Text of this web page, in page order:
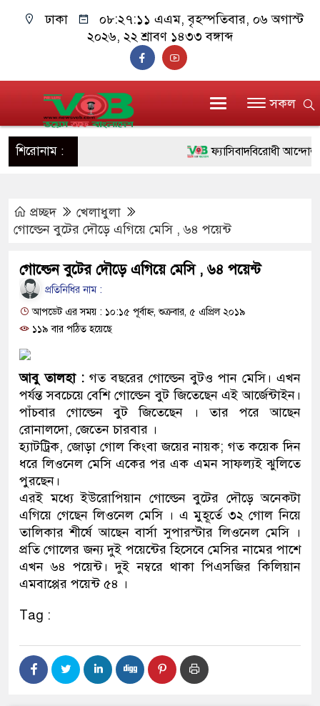
ঢাকা ০৮:২৭:১১ এএম, বৃহস্পতিবার, ০৬ অগাস্ট
২০২৬, ২২ শ্রাবণ ১৪৩৩ বঙ্গাব্দ
সকল
শিরোনাম : ফ্যাসিবাদবিরোধী আন্দোলনে
উদ্ধার
মাদক কারবারি গ্রেফতার
২৮ লাখ টাকার জাল নোটসহ
থানা পুলিশ
নেতৃত্ব ও গণতন্ত্রের মূর্তমান
যে ভাবে ডেভিড ইমনের
‘আজহার খান’
ডাকাতির প্রস্তুতিকালে
প্রচ্ছদ
খেলাধুলা
গোল্ডেন বুটের দৌড়ে এগিয়ে মেসি , ৬৪ পয়েন্ট
গোল্ডেন বুটের দৌড়ে এগিয়ে মেসি , ৬৪ পয়েন্ট
প্রতিনিধির নাম :
আপডেট এর সময় : ১০:১৫ পূর্বাহ্ন, শুক্রবার, ৫ এপ্রিল ২০১৯
১১৯ বার পঠিত হয়েছে
আবু তালহা : গত বছরের গোল্ডেন বুটও পান মেসি। এখন
পর্যন্ত সবচেয়ে বেশি গোল্ডেন বুট জিতেছেন এই আর্জেন্টাইন।
পাঁচবার গোল্ডেন বুট জিতেছেন । তার পরে আছেন
রোনালদো, জেতেন চারবার ।
হ্যাটট্রিক, জোড়া গোল কিংবা জয়ের নায়ক; গত কয়েক দিন
ধরে লিওনেল মেসি একের পর এক এমন সাফল্যই ঝুলিতে
পুরছেন।
এরই মধ্যে ইউরোপিয়ান গোল্ডেন বুটের দৌড়ে অনেকটা
এগিয়ে গেছেন লিওনেল মেসি । এ মুহূর্তে ৩২ গোল নিয়ে
তালিকার শীর্ষে আছেন বার্সা সুপারস্টার লিওনেল মেসি ।
প্রতি গোলের জন্য দুই পয়েন্টের হিসেবে মেসির নামের পাশে
এখন ৬৪ পয়েন্ট। দুই নম্বরে থাকা পিএসজির কিলিয়ান
এমবাপ্পের পয়েন্ট ৫৪ ।
Tag :